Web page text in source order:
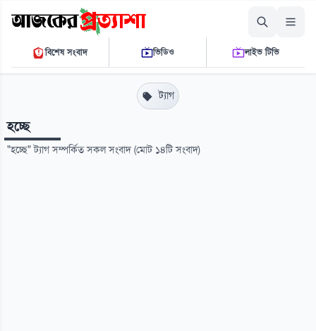
রোববার, ০৯ আগস্ট ২০২৬
০৭ ১৮ ৪১ পি.এম.THE DAILY AJKER PROTTASHA
বিশেষ সংবাদ ভিডিও লাইভ টিভি
ট্যাগ
হচ্ছে
"হচ্ছে" ট্যাগ সম্পর্কিত সকল সংবাদ (মোট ১৪টি সংবাদ)